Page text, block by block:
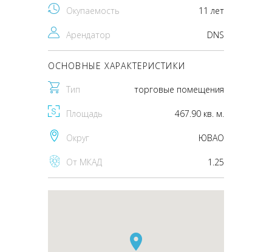
Окупаемость 11 лет
Арендатор DNS
ОСНОВНЫЕ ХАРАКТЕРИСТИКИ
Тип торговые помещения
Площадь 467.90 кв. м.
Округ ЮВАО
От МКАД 1.25